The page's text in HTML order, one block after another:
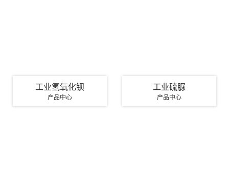
工业氢氧化钡
产品中心
工业硫脲
产品中心